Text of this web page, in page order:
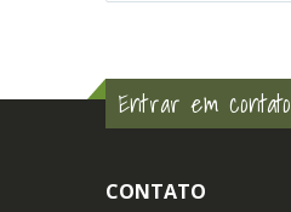
Entrar em contato
CONTATO